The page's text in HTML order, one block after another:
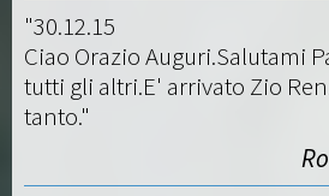
"30.12.15
Ciao Orazio Auguri.Salutami
tutti gli altri.E' arrivato Zio
tanto."